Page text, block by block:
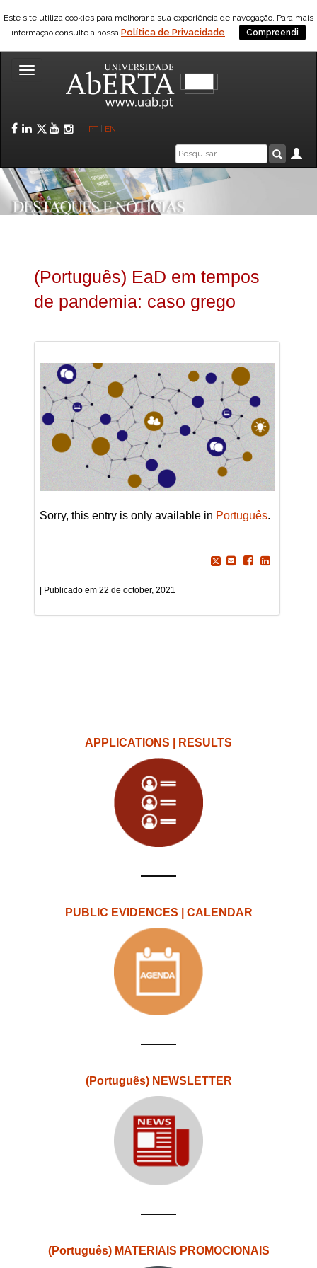
Este site utiliza cookies para melhorar a sua experiência de navegação. Para mais
informação consulte a nossa Política de Privacidade Compreendi
Toggle
Facebook
LinkedIn
Twitter
YouTube
Instagram
PT EN
Caixa
de
pesquisa
(Português) EaD em tempos
de pandemia: caso grego
Sorry, this entry is only available in Português.
22 de october, 2021
APPLICATIONS | RESULTS
PUBLIC EVIDENCES | CALENDAR
(Português) NEWSLETTER
(Português) MATERIAIS PROMOCIONAIS